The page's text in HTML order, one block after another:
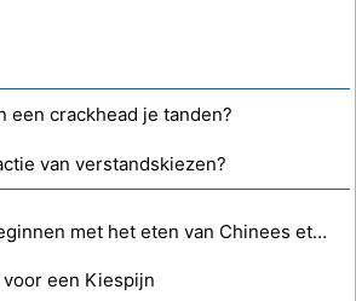
een crackhead je tanden?
van verstandskiezen?
Wanneer kunt u beginnen met het eten van Chinees eten nadat uw verstandskiezen zijn getrokken?
een Kiespijn